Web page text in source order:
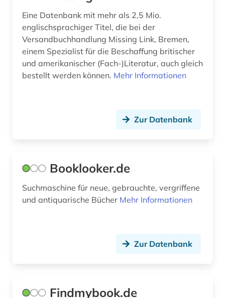
Eine Datenbank mit mehr als 2,5 Mio.
englischsprachiger Titel, die bei der
Versandbuchhandlung Missing Link, Bremen,
einem Spezialist für die Beschaffung britischer
und amerikanischer (Fach-)Literatur, auch gleich
bestellt werden können. Mehr Informationen
Zur Datenbank
Booklooker.de
Suchmaschine für neue, gebrauchte, vergriffene
und antiquarische Bücher Mehr Informationen
Zur Datenbank
Findmybook.de